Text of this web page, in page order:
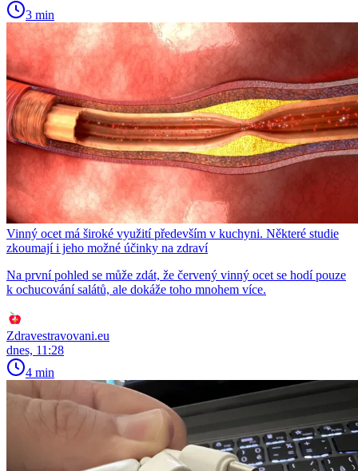
3 min
Vinný ocet má široké využití především v kuchyni. Některé studie
zkoumají i jeho možné účinky na zdraví
Na první pohled se může zdát, že červený vinný ocet se hodí pouze
k ochucování salátů, ale dokáže toho mnohem více.
Zdravestravovani.eu
dnes, 11:28
4 min